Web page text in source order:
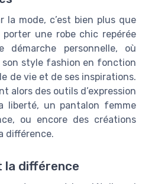
la mode, c’est bien plus que
une robe chic repérée
démarche personnelle, où
son style fashion en fonction
de vie et de ses inspirations.
alors des outils d’expression
liberté, un pantalon femme
ou encore des créations
différence.
la différence